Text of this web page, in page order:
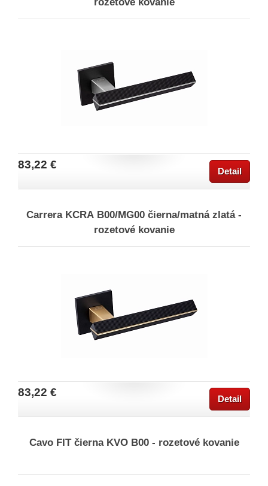
83,22 €
Detail
Carrera KCRA B00/MG00 čierna/matná zlatá -
rozetové kovanie
83,22 €
Detail
Cavo FIT čierna KVO B00 - rozetové kovanie